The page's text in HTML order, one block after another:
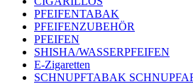
PFEIFENTABAK
PFEIFENZUBEHÖR
PFEIFEN
SHISHA/WASSERPFEIFEN
E-Zigaretten
SCHNUPFTABAK